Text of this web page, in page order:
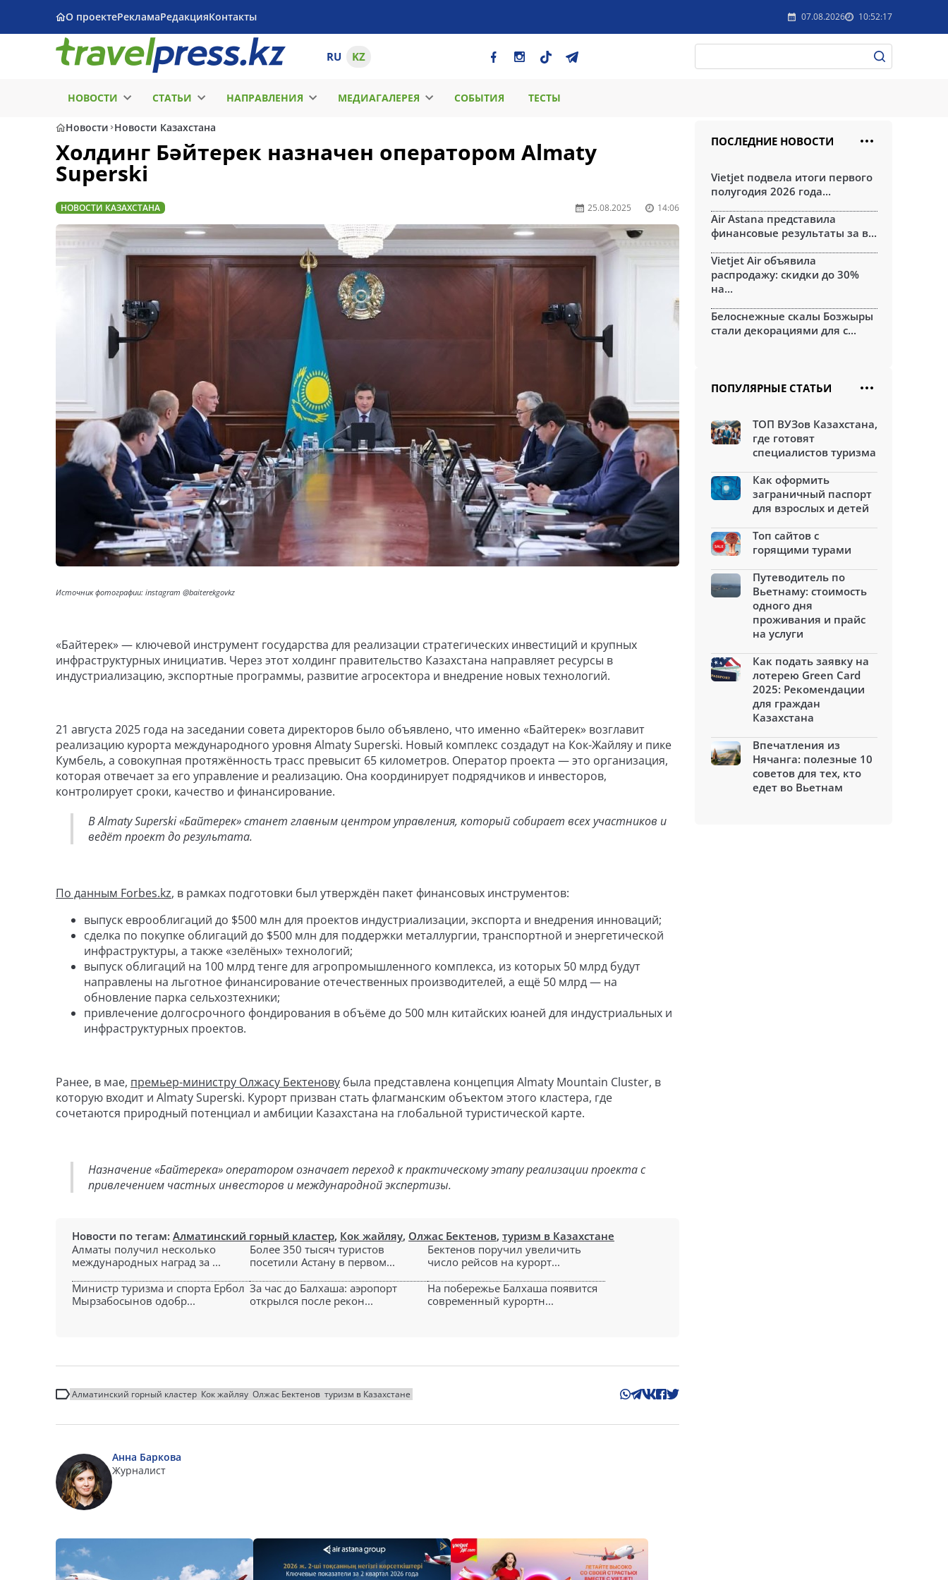
О проектеРекламаРедакцияКонтакты 07.08.2026 10:52:17
RU KZ
НОВОСТИ СТАТЬИ НАПРАВЛЕНИЯ МЕДИАГАЛЕРЕЯ СОБЫТИЯ ТЕСТЫ
Новости Новости Казахстана
Холдинг Бәйтерек назначен оператором Almaty
Superski
НОВОСТИ КАЗАХСТАНА 25.08.2025 14:06
Источник фотографии: instagram @baiterekgovkz
«Байтерек» — ключевой инструмент государства для реализации стратегических инвестиций и крупных
инфраструктурных инициатив. Через этот холдинг правительство Казахстана направляет ресурсы в
индустриализацию, экспортные программы, развитие агросектора и внедрение новых технологий.
21 августа 2025 года на заседании совета директоров было объявлено, что именно «Байтерек» возглавит
реализацию курорта международного уровня Almaty Superski. Новый комплекс создадут на Кок-Жайляу и пике
Кумбель, а совокупная протяжённость трасс превысит 65 километров. Оператор проекта — это организация,
которая отвечает за его управление и реализацию. Она координирует подрядчиков и инвесторов,
контролирует сроки, качество и финансирование.
В Almaty Superski «Байтерек» станет главным центром управления, который собирает всех участников и
ведёт проект до результата.
По данным Forbes.kz, в рамках подготовки был утверждён пакет финансовых инструментов:
выпуск еврооблигаций до $500 млн для проектов индустриализации, экспорта и внедрения инноваций;
сделка по покупке облигаций до $500 млн для поддержки металлургии, транспортной и энергетической
инфраструктуры, а также «зелёных» технологий;
выпуск облигаций на 100 млрд тенге для агропромышленного комплекса, из которых 50 млрд будут
направлены на льготное финансирование отечественных производителей, а ещё 50 млрд — на
обновление парка сельхозтехники;
привлечение долгосрочного фондирования в объёме до 500 млн китайских юаней для индустриальных и
инфраструктурных проектов.
Ранее, в мае, премьер-министру Олжасу Бектенову была представлена концепция Almaty Mountain Cluster, в
которую входит и Almaty Superski. Курорт призван стать флагманским объектом этого кластера, где
сочетаются природный потенциал и амбиции Казахстана на глобальной туристической карте.
Назначение «Байтерека» оператором означает переход к практическому этапу реализации проекта с
привлечением частных инвесторов и международной экспертизы.
Новости по тегам: Алматинский горный кластер, Кок жайляу, Олжас Бектенов, туризм в Казахстане
Алматы получил несколько
международных наград за ...
Более 350 тысяч туристов
посетили Астану в первом...
Бектенов поручил увеличить
число рейсов на курорт...
Министр туризма и спорта Ербол
Мырзабосынов одобр...
За час до Балхаша: аэропорт
открылся после рекон...
На побережье Балхаша появится
современный курортн...
Алматинский горный кластер Кок жайляу Олжас Бектенов туризм в Казахстане
Анна Баркова
Журналист
ПОСЛЕДНИЕ НОВОСТИ
Vietjet подвела итоги первого
полугодия 2026 года...
Air Astana представила
финансовые результаты за в...
Vietjet Air объявила
распродажу: скидки до 30%
на...
Белоснежные скалы Бозжыры
стали декорациями для с...
ПОПУЛЯРНЫЕ СТАТЬИ
ТОП ВУЗов Казахстана,
где готовят
специалистов туризма
Как оформить
заграничный паспорт
для взрослых и детей
Топ сайтов с
горящими турами
Путеводитель по
Вьетнаму: стоимость
одного дня
проживания и прайс
на услуги
Как подать заявку на
лотерею Green Card
2025: Рекомендации
для граждан
Казахстана
Впечатления из
Нячанга: полезные 10
советов для тех, кто
едет во Вьетнам